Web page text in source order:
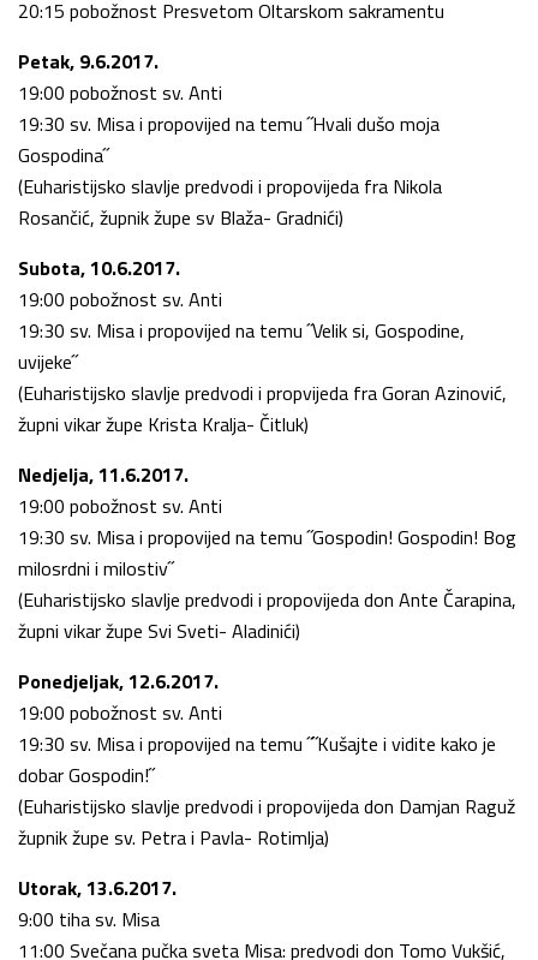
20:15 pobožnost Presvetom Oltarskom sakramentu
Petak, 9.6.2017.
19:00 pobožnost sv. Anti
19:30 sv. Misa i propovijed na temu ˝Hvali dušo moja
Gospodina˝
(Euharistijsko slavlje predvodi i propovijeda fra Nikola
Rosančić, župnik župe sv Blaža- Gradnići)
Subota, 10.6.2017.
19:00 pobožnost sv. Anti
19:30 sv. Misa i propovijed na temu ˝Velik si, Gospodine,
uvijeke˝
(Euharistijsko slavlje predvodi i propvijeda fra Goran Azinović,
župni vikar župe Krista Kralja- Čitluk)
Nedjelja, 11.6.2017.
19:00 pobožnost sv. Anti
19:30 sv. Misa i propovijed na temu ˝Gospodin! Gospodin! Bog
milosrdni i milostiv˝
(Euharistijsko slavlje predvodi i propovijeda don Ante Čarapina,
župni vikar župe Svi Sveti- Aladinići)
Ponedjeljak, 12.6.2017.
19:00 pobožnost sv. Anti
19:30 sv. Misa i propovijed na temu ˝˝Kušajte i vidite kako je
dobar Gospodin!˝
(Euharistijsko slavlje predvodi i propovijeda don Damjan Raguž
župnik župe sv. Petra i Pavla- Rotimlja)
Utorak, 13.6.2017.
9:00 tiha sv. Misa
11:00 Svečana pučka sveta Misa: predvodi don Tomo Vukšić,